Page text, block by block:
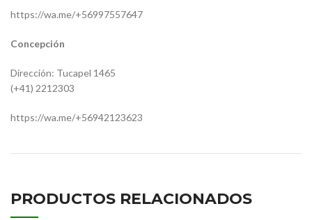
https://wa.me/+56997557647
Concepción
Dirección: Tucapel 1465
(+41) 2212303
https://wa.me/+56942123623
PRODUCTOS RELACIONADOS